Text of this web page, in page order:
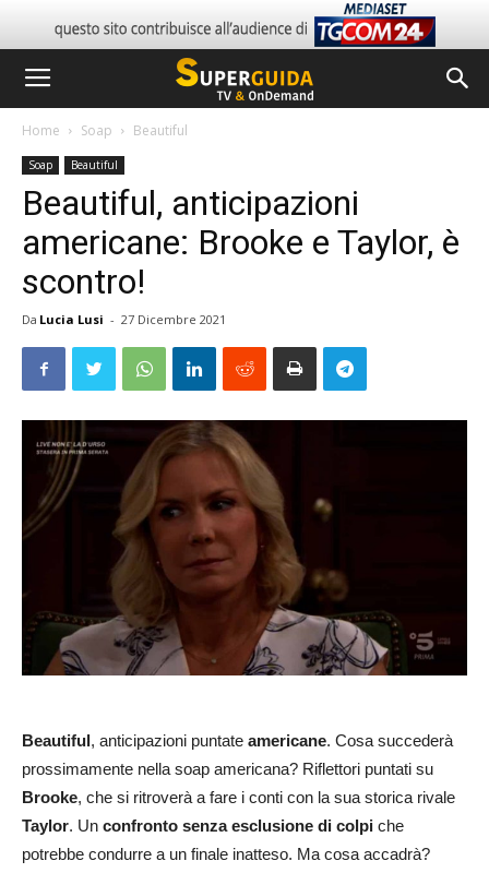
Home Soap Beautiful
Soap Beautiful
Beautiful, anticipazioni
americane: Brooke e Taylor, è
scontro!
Da Lucia Lusi - 27 Dicembre 2021
Beautiful, anticipazioni puntate americane. Cosa succederà
prossimamente nella soap americana? Riflettori puntati su
Brooke, che si ritroverà a fare i conti con la sua storica rivale
Taylor. Un confronto senza esclusione di colpi che
potrebbe condurre a un finale inatteso. Ma cosa accadrà?